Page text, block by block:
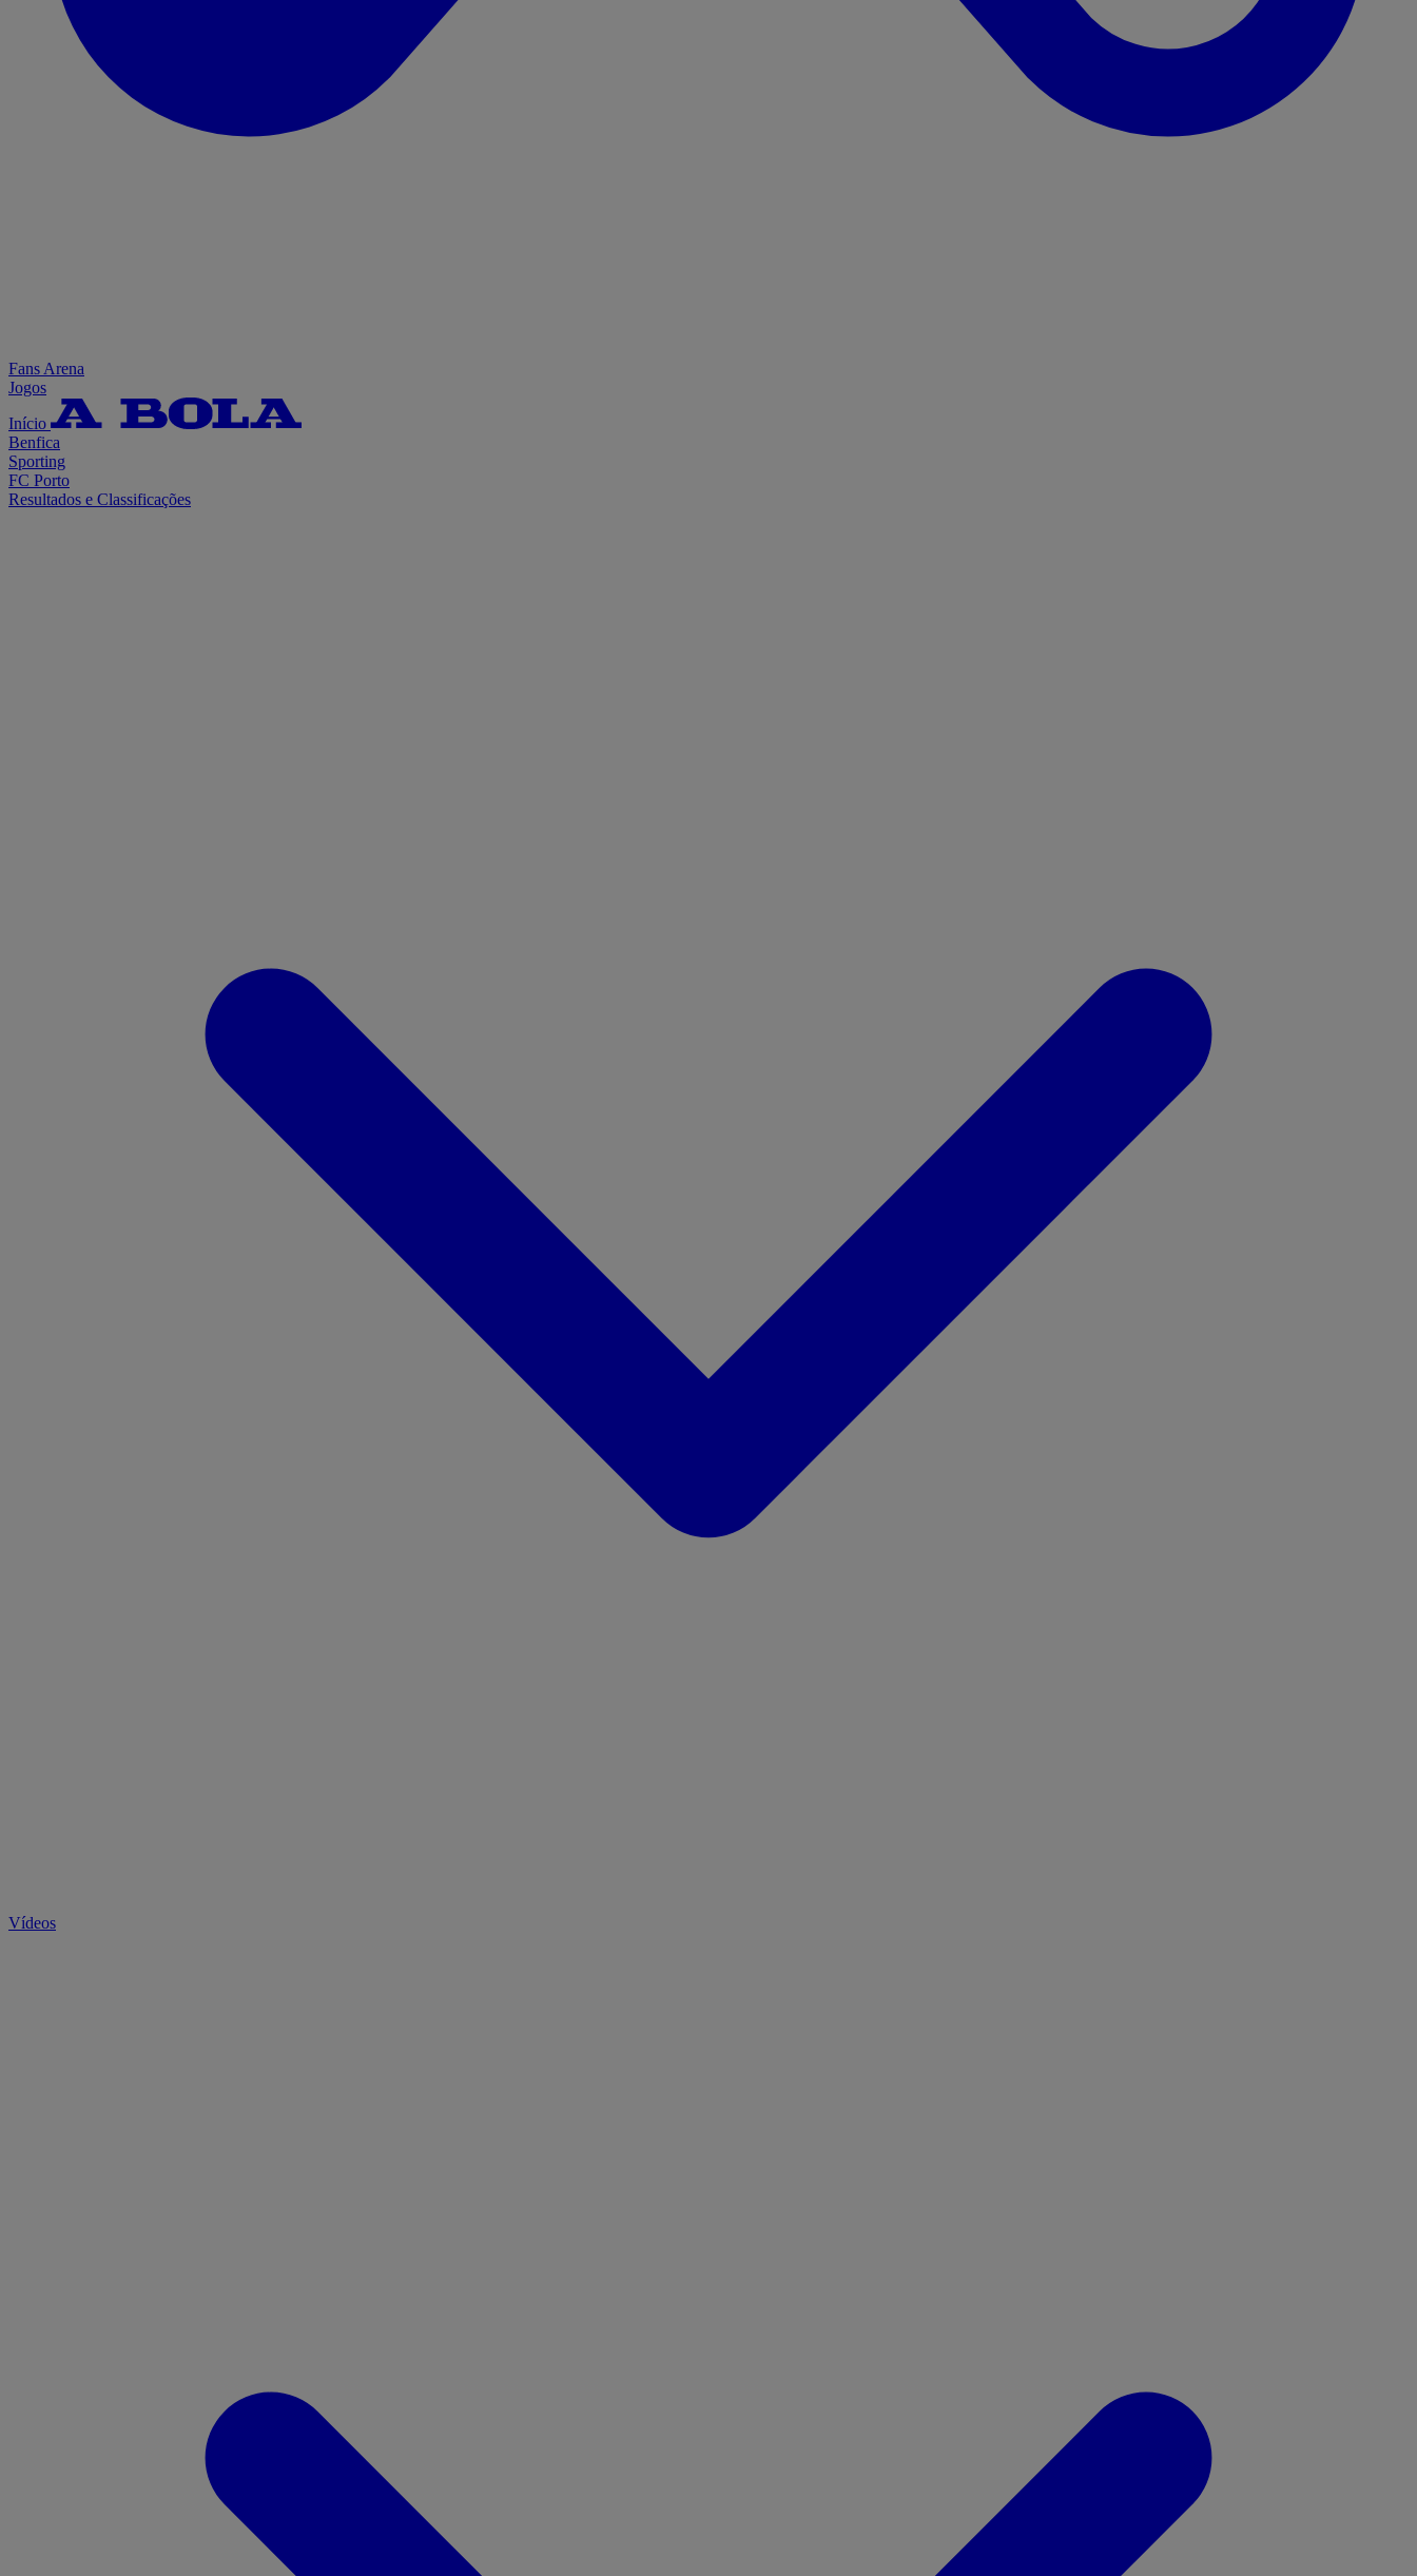
Fans Arena
Jogos
Início
Benfica
Sporting
FC Porto
Resultados e Classificações
Vídeos